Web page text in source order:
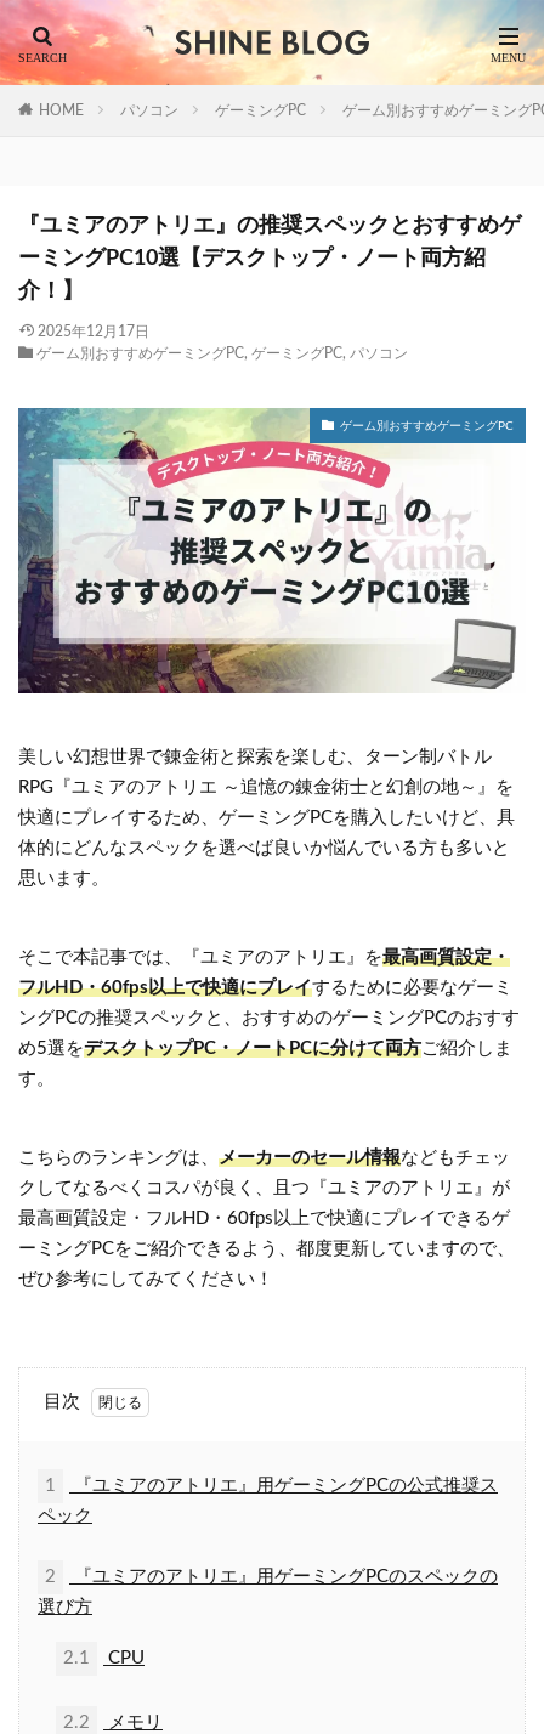
HOME パソコン ゲーミングPC ゲーム別おすすめゲーミング
『ユミアのアトリエ』の推奨スペックとおすすめゲ
ーミングPC10選【デスクトップ・ノート両方紹
介！】
2025年12月17日
ゲーム別おすすめゲーミングPC, ゲーミングPC, パソコン
ゲーム別おすすめゲーミングPC
美しい幻想世界で錬金術と探索を楽しむ、ターン制バトル
RPG『ユミアのアトリエ ～追憶の錬金術士と幻創の地～』を
快適にプレイするため、ゲーミングPCを購入したいけど、具
体的にどんなスペックを選べば良いか悩んでいる方も多いと
思います。
そこで本記事では、『ユミアのアトリエ』を最高画質設定・
フルHD・60fps以上で快適にプレイするために必要なゲーミ
ングPCの推奨スペックと、おすすめのゲーミングPCのおすす
め5選をデスクトップPC・ノートPCに分けて両方ご紹介しま
す。
こちらのランキングは、 メーカーのセール情報などもチェッ
クしてなるべくコスパが良く、且つ『ユミアのアトリエ』が
最高画質設定・フルHD・60fps以上で快適にプレイできるゲ
ーミングPCをご紹介できるよう、都度更新していますので、
ぜひ参考にしてみてください！
目次
1
『ユミアのアトリエ』用ゲーミングPCの公式推奨ス
ペック
2
『ユミアのアトリエ』用ゲーミングPCのスペックの
選び方
2.1 CPU
2.2 メモリ